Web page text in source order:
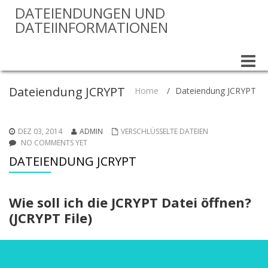
DATEIENDUNGEN UND
DATEIINFORMATIONEN
Toggle
Dateiendung JCRYPT Home / Dateiendung JCRYPT
DEZ 03, 2014 ADMIN
VERSCHLÜSSELTE DATEIEN
NO COMMENTS YET
DATEIENDUNG JCRYPT
Wie soll ich die JCRYPT Datei öffnen?
(JCRYPT File)